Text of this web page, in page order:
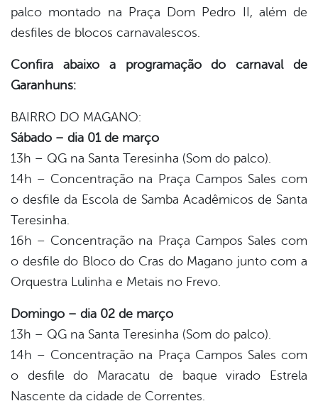
palco montado na Praça Dom Pedro II, além de
desfiles de blocos carnavalescos.
Confira abaixo a programação do carnaval de
Garanhuns:
BAIRRO DO MAGANO:
Sábado – dia 01 de março
13h – QG na Santa Teresinha (Som do palco).
14h – Concentração na Praça Campos Sales com
o desfile da Escola de Samba Acadêmicos de Santa
Teresinha.
16h – Concentração na Praça Campos Sales com
o desfile do Bloco do Cras do Magano junto com a
Orquestra Lulinha e Metais no Frevo.
Domingo – dia 02 de março
13h – QG na Santa Teresinha (Som do palco).
14h – Concentração na Praça Campos Sales com
o desfile do Maracatu de baque virado Estrela
Nascente da cidade de Correntes.